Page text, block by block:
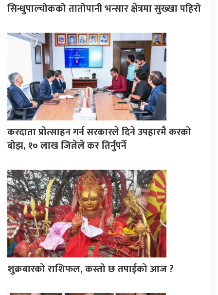
सिन्धुपाल्चोकको तातोपानी भन्सार क्षेत्रमा सुख्खा पहिरो
करदाता प्रोत्साहन गर्न सरकारले दिने उपहारमै करको
बोझ, १० लाख जित्नेले कर तिर्नुपर्ने
शुक्रबारको राशिफल, कस्तो छ तपाईको आज ?